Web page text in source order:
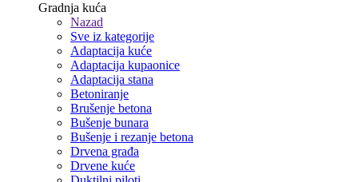
Gradnja kuća
Nazad
Sve iz kategorije
Adaptacija kuće
Adaptacija kupaonice
Adaptacija stana
Betoniranje
Brušenje betona
Bušenje bunara
Bušenje i rezanje betona
Drvena građa
Drvene kuće